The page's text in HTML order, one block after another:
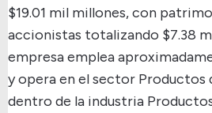
$19.01 mil millones, con
accionistas totalizando $7.38
empresa emplea
y opera en el sector Productos
dentro de la industria